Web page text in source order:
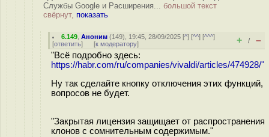
Службы Google и Расширения... большой текст
свёрнут, показать
6.149 ,Аноним (149), 19:45, 28/09/2025 [^] [^^] [^^^]
[ответить] [к модератору] + / –
"Всё подробно здесь:
https://habr.com/ru/companies/vivaldi/articles/474928/"
Ну так сделайте кнопку отключения этих функций,
вопросов не будет.
"Закрытая лицензия защищает от распространения
клонов с сомнительным содержимым."